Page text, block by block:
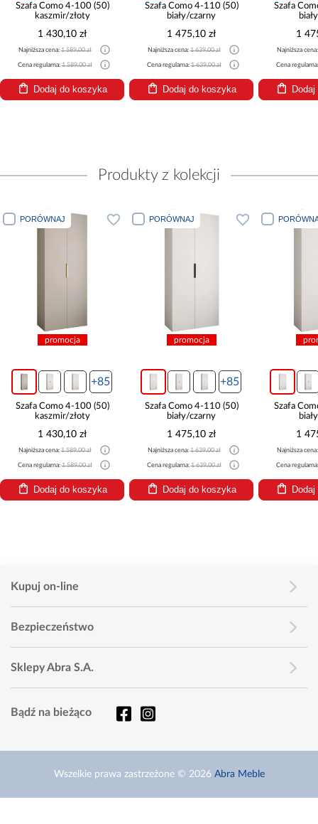
Szafa Como 4-100 (50)
kaszmir/złoty
1 430,10 zł
Najniższa cena:1 589,00 zł
Cena regularna:1 589,00 zł
Dodaj do koszyka
Szafa Como 4-110 (50)
biały/czarny
1 475,10 zł
Najniższa cena:1 639,00 zł
Cena regularna:1 639,00 zł
Dodaj do koszyka
Szafa
1
Najniższa
Cena
Produkty z kolekcji
PORÓWNAJ
promocja
+85
Szafa Como 4-100 (50)
kaszmir/złoty
1 430,10 zł
Najniższa cena:1 589,00 zł
Cena regularna:1 589,00 zł
Dodaj do koszyka
PORÓWNAJ
promocja
+85
Szafa Como 4-110 (50)
biały/czarny
1 475,10 zł
Najniższa cena:1 639,00 zł
Cena regularna:1 639,00 zł
Dodaj do koszyka
Szafa
1
Najniższa
Cena
Kupuj on-line
Bezpieczeństwo
Sklepy Abra S.A.
Bądź na bieżąco
Wszelkie prawa zastrzeżone © 2026 Abra Meble